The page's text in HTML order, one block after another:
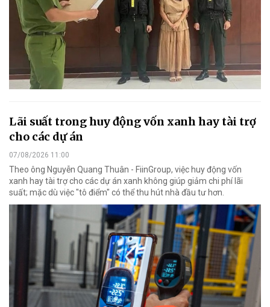
Lãi suất trong huy động vốn xanh hay tài trợ
cho các dự án
07/08/2026 11:00
Theo ông Nguyễn Quang Thuân - FiinGroup, việc huy động vốn
xanh hay tài trợ cho các dự án xanh không giúp giảm chi phí lãi
suất; mặc dù việc "tô điểm" có thể thu hút nhà đầu tư hơn.